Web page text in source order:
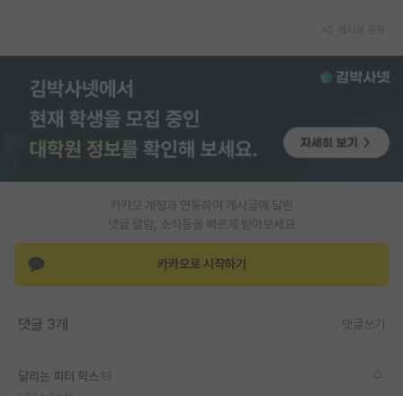
취업 게시판
임용 후기 게시판
인문사회 계열 게시판
특수/전문대학원 게시판
반도체/AI 게시판
장학금/장학생 게시판
카카오 계정과 연동하여 게시글에 달린
댓글 알람, 소식등을 빠르게 받아보세요
카카오로 시작하기
댓글 3개 댓글쓰기
달리는 피터 힉스